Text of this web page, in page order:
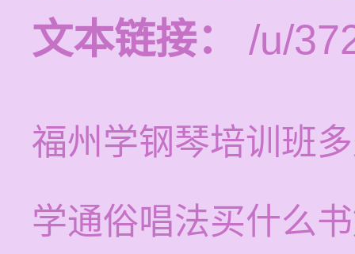
文本链接：
/u/
福州学钢琴培训班
学通俗唱法买什么